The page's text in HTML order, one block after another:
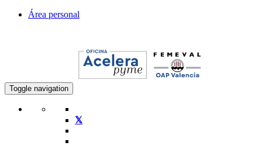
Área personal
Toggle navigation